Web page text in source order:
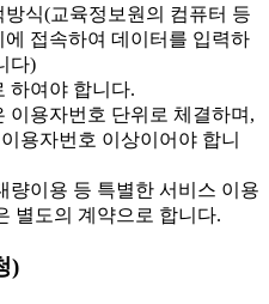
식(교육정보원의 컴퓨터 등
에 접속하여 데이터를 입력하
다)
하여야 합니다.
용자번호 단위로 체결하며,
용자번호 이상이어야 합니
이용 등 특별한 서비스 이용
별도의 계약으로 합니다.
)